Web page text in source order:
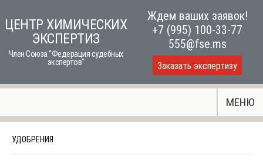
toЦЕНТР ХИМИЧЕСКИХ
ЭКСПЕРТИЗ
Член Союза "Федерация судебных
экспертов"
Ждем ваших заявок!
+7 (995) 100-33-77
555@fse.ms
Заказать экспертизу
МЕНЮ
УДОБРЕНИЯ